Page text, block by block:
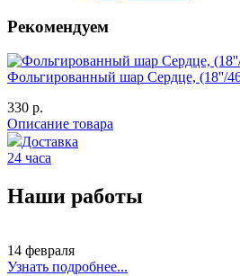
Рекомендуем
Фольгированный шар Сердце, (18''/
330 р.
Описание товара
Доставка
24 часа
Наши работы
14 февраля
Узнать подробнее...